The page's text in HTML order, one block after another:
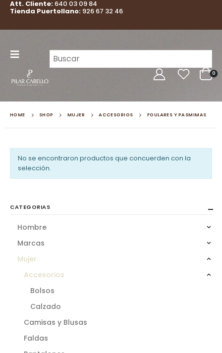
Att. Cliente: 640 03 09 84
Tienda Puertollano: 926 67 32 46
0
HOME SHOP MUJER ACCESORIOS FOULARES Y PASMIMAS
No se encontraron productos que concuerden con la
selección.
CATEGORIAS
Hombre
Marcas
Mujer
Accesorios
Bolsos
Calzado
Camisas y Blusas
Faldas